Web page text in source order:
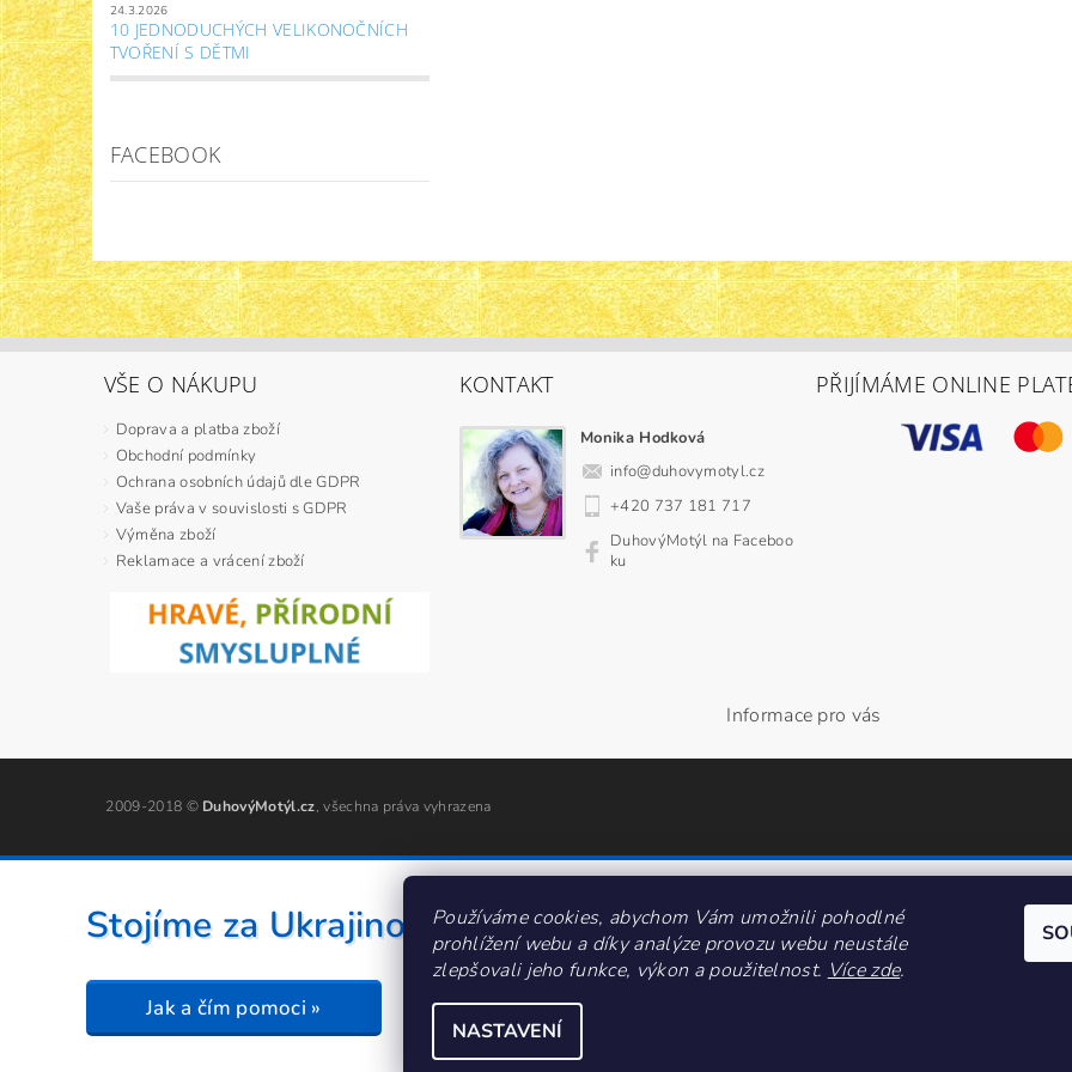
24.3.2026
10 JEDNODUCHÝCH VELIKONOČNÍCH
TVOŘENÍ S DĚTMI
FACEBOOK
VŠE O NÁKUPU
Doprava a platba zboží
Obchodní podmínky
Ochrana osobních údajů dle GDPR
Vaše práva v souvislosti s GDPR
Výměna zboží
Reklamace a vrácení zboží
KONTAKT
Monika Hodková
info@duhovymotyl.cz
+420 737 181 717
DuhovýMotýl na Faceboo
ku
PŘIJÍMÁME ONLINE
Informace pro vás
2009-2018 © DuhovýMotýl.cz, všechna práva vyhrazena
Používáme cookies, abychom Vám umožnili pohodlné
prohlížení webu a díky analýze provozu webu neustále
zlepšovali jeho funkce, výkon a použitelnost. Více zde.
NASTAVENÍ
Stojíme za Ukrajinou ❤️
Jak a čím pomoci »